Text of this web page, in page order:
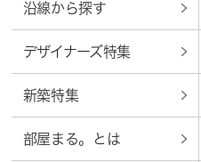
沿線から探す
デザイナーズ特集
新築特集
部屋まる。とは